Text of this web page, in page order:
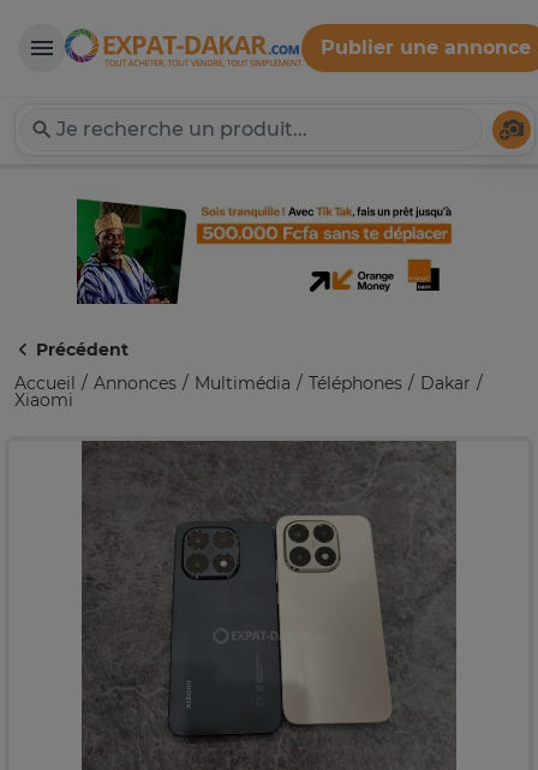
Expat-Dakar
Publier une annonce
Précédent
Accueil
Annonces Multimédia Téléphones Dakar
Xiaomi